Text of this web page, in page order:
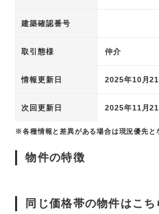
建築確認番号
取引態様 仲介
情報更新日 2025年10月21
次回更新日 2025年11月21
※各種情報と差異がある場合は現況優先と
物件の特徴
同じ価格帯の物件はこち